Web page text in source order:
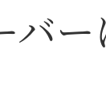
ー